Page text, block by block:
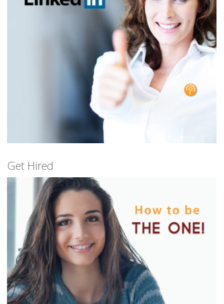
Get Hired